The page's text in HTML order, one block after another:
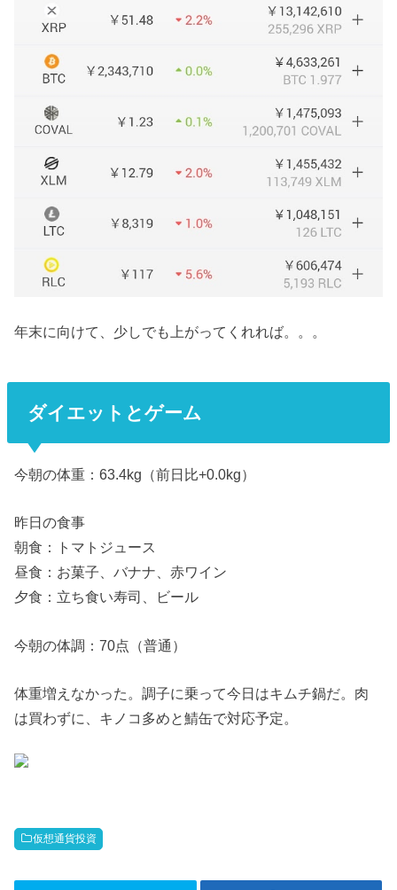
年末に向けて、少しでも上がってくれれば。。。
ダイエットとゲーム
今朝の体重：63.4kg（前日比+0.0kg）
昨日の食事
朝食：トマトジュース
昼食：お菓子、バナナ、赤ワイン
夕食：立ち食い寿司、ビール
今朝の体調：70点（普通）
体重増えなかった。調子に乗って今日はキムチ鍋だ。肉
は買わずに、キノコ多めと鯖缶で対応予定。
仮想通貨投資